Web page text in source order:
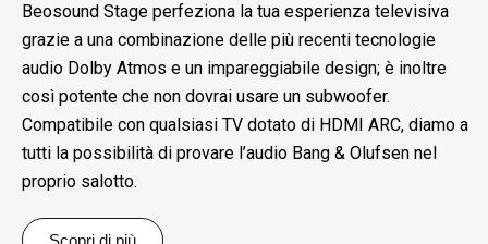
Beosound Stage perfeziona la tua esperienza televisiva
grazie a una combinazione delle più recenti tecnologie
audio Dolby Atmos e un impareggiabile design; è inoltre
così potente che non dovrai usare un subwoofer.
Compatibile con qualsiasi TV dotato di HDMI ARC, diamo a
tutti la possibilità di provare l’audio Bang & Olufsen nel
proprio salotto.
Scopri di più